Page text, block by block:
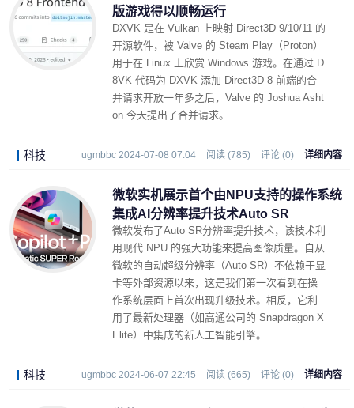
版游戏得以顺畅运行
DXVK 是在 Vulkan 上映射 Direct3D 9/10/11 的
开源软件，被 Valve 的 Steam Play（Proton）
用于在 Linux 上欣赏 Windows 游戏。在通过 D
8VK 代码为 DXVK 添加 Direct3D 8 前端的合
并请求开放一年多之后，Valve 的 Joshua Asht
on 今天提出了合并请求。
科技 ugmbbc 2024-07-08 07:04 阅读 (785) 评论 (0) 详细内容
微软实机展示首个由NPU支持的操作系统
集成AI分辨率提升技术Auto SR
微软发布了Auto SR分辨率提升技术，该技术利
用现代 NPU 的强大功能来提高图像质量。自从
微软的自动超级分辨率（Auto SR）不依赖于显
卡等外部资源以来，这是我们第一次看到在操
作系统层面上首次出现升级技术。相反，它利
用了最新处理器（如高通公司的 Snapdragon X
Elite）中集成的新人工智能引擎。
科技 ugmbbc 2024-06-07 22:45 阅读 (665) 评论 (0) 详细内容